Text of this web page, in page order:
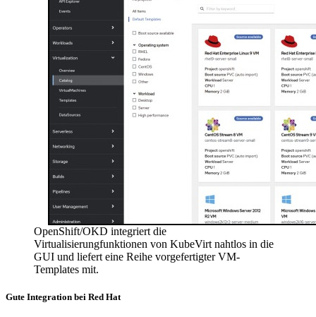
OpenShift/OKD integriert die
Virtualisierungfunktionen von KubeVirt nahtlos in die
GUI und liefert eine Reihe vorgefertigter VM-
Templates mit.
Gute Integration bei Red Hat